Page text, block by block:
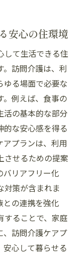
際
信頼関係
価値
の事例
生活支援の魅
寄り添う生活
しい生活の実
魅力
己実現
活スタイル
な暮らし
安心の住環境
して生活できる住
訪問介護は、利
ゆる場面で必要な
。例えば、食事の
活の基本的な部分
的な安心感を得る
アプランは、利用
させるための提案
バリアフリー化
対策が含まれま
との連携を強化
することで、家庭
、訪問介護ケアプ
心して暮らせる